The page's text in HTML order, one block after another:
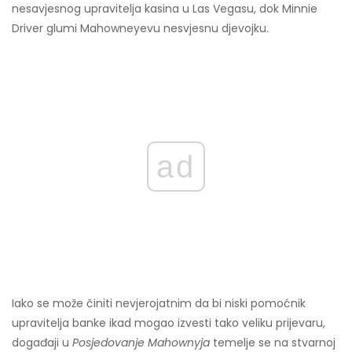
nesavjesnog upravitelja kasina u Las Vegasu, dok Minnie
Driver glumi Mahowneyevu nesvjesnu djevojku.
ad
Iako se može činiti nevjerojatnim da bi niski pomoćnik
upravitelja banke ikad mogao izvesti tako veliku prijevaru,
događaji u Posjedovanje Mahownyja temelje se na stvarnoj